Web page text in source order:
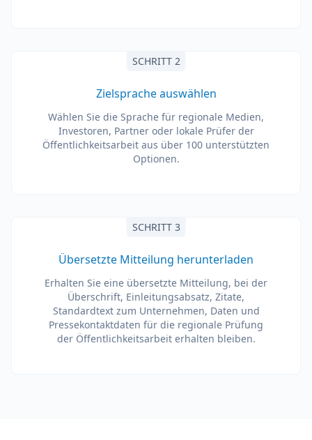
SCHRITT 2
Zielsprache auswählen
Wählen Sie die Sprache für regionale Medien,
Investoren, Partner oder lokale Prüfer der
Öffentlichkeitsarbeit aus über 100 unterstützten
Optionen.
SCHRITT 3
Übersetzte Mitteilung herunterladen
Erhalten Sie eine übersetzte Mitteilung, bei der
Überschrift, Einleitungsabsatz, Zitate,
Standardtext zum Unternehmen, Daten und
Pressekontaktdaten für die regionale Prüfung
der Öffentlichkeitsarbeit erhalten bleiben.